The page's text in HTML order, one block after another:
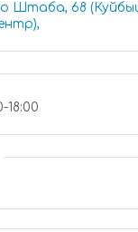
Штаба, 68
18:00